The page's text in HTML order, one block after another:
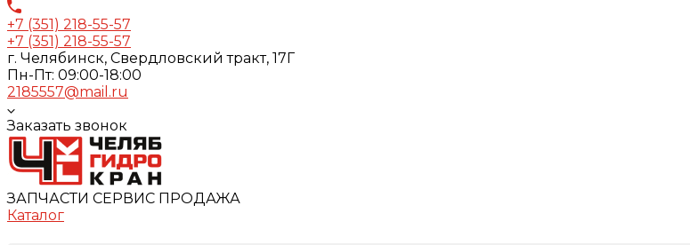
+7 (351) 218-55-57
+7 (351) 218-55-57
г. Челябинск, Свердловский тракт, 17Г
Пн-Пт: 09:00-18:00
2185557@mail.ru
Заказать звонок
ЗАПЧАСТИ СЕРВИС ПРОДАЖА
Каталог